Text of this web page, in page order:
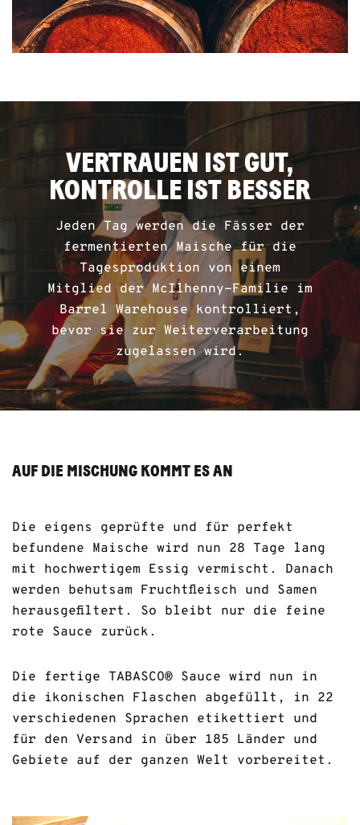
VERTRAUEN IST GUT,
KONTROLLE IST BESSER
Jeden Tag werden die Fässer der
fermentierten Maische für die
Tagesproduktion von einem
Mitglied der McIlhenny-Familie im
Barrel Warehouse kontrolliert,
bevor sie zur Weiterverarbeitung
zugelassen wird.
AUF DIE MISCHUNG KOMMT ES AN
Die eigens geprüfte und für perfekt
befundene Maische wird nun 28 Tage lang
mit hochwertigem Essig vermischt. Danach
werden behutsam Fruchtfleisch und Samen
herausgefiltert. So bleibt nur die feine
rote Sauce zurück.
Die fertige TABASCO® Sauce wird nun in
die ikonischen Flaschen abgefüllt, in 22
verschiedenen Sprachen etikettiert und
für den Versand in über 185 Länder und
Gebiete auf der ganzen Welt vorbereitet.